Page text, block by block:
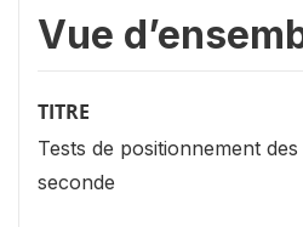
Vue
TITRE
Tests de positionnement
seconde